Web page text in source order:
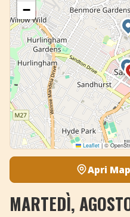
−
Leaflet |©
Apri
MARTEDÌ,